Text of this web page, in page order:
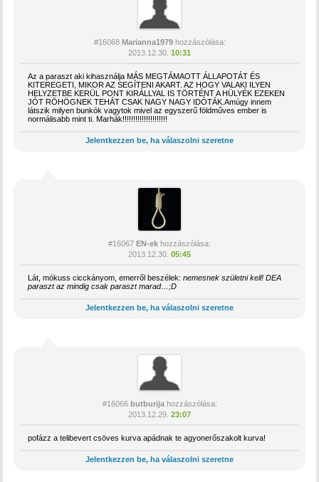
#16068 Marianna1979hozzászólása:
2013.12.30. 10:31
Az a paraszt aki kihasználja MÁS MEGTÁMAOTT ÁLLAPOTÁT ÉS
KITEREGETI, MIKOR AZ SEGÍTENI AKART. AZ HOGY VALAKI ILYEN
HELYZETBE KERÜL PONT KIRÁLLYAL IS TÖRTÉNT A HÜLYÉK EZEKEN
JÓT RÖHÖGNEK TEHÁT CSAK NAGY NAGY IDÓTÁK.Amúgy innem
látszik milyen bunkók vagytok mivel az egyszerű földműves ember is
normálisabb mint ti. Marhák!!!!!!!!!!!!!!!!!!!!!
Jelentkezzen be, ha válaszolni szeretne
#16067 EN-ek hozzászólása:
2013.12.30. 05:45
Lát, mókuss cicckányom, emerről beszélek:nemesnek születni kell!DEA
paraszt az mindig csak paraszt marad…;D
Jelentkezzen be, ha válaszolni szeretne
#16066 butburijahozzászólása:
2013.12.29. 23:07
pofázz a telibevert csöves kurva apádnak te agyonerőszakolt kurva!
Jelentkezzen be, ha válaszolni szeretne